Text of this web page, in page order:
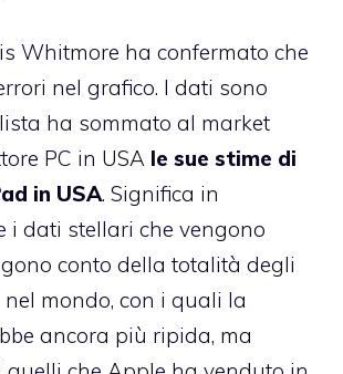
Whitmore ha confermato che
nel grafico. I dati sono
ha sommato al market
PC in USA le sue stime di
in USA. Significa in
i dati stellari che vengono
conto della totalità degli
mondo, con i quali la
ancora più ripida, ma